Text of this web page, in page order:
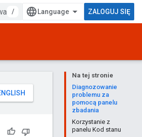
/ ZALOGUJ SIĘ
Na tej stronie
Diagnozowanie
problemu za
pomocą panelu
zbadania
Korzystanie z
panelu Kod stanu